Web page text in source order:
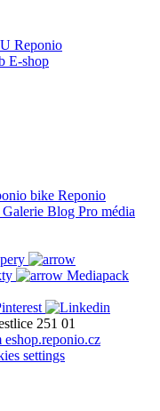
Reponio
E-shop
Reponio
Galerie Blog Pro média
Mediapack
251 01
eshop.reponio.cz